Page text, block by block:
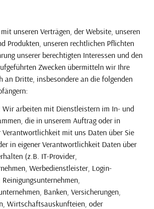
unseren Verträgen, der Website, unseren
Produkten, unseren rechtlichen Pflichten
unserer berechtigten Interessen und den
Zwecken übermitteln wir Ihre
an Dritte, insbesondere an die folgenden
Wir arbeiten mit Dienstleistern im In- und
die in unserem Auftrag oder in
Verantwortlichkeit mit uns Daten über Sie
in eigener Verantwortlichkeit Daten über
(z.B. IT-Provider,
Werbedienstleister, Login-
Banken, Versicherungen,
Wirtschaftsauskunfteien, oder